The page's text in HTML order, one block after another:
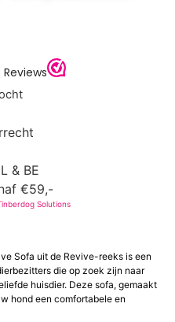
& BE
€59,-
Solutions
Sofa uit de Revive-reeks is een
die op zoek zijn naar
huisdier. Deze sofa, gemaakt
hond een comfortabele en